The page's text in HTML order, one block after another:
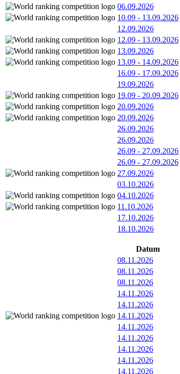
06.09.2026
10.09 - 13.09.2026
12.09.2026
12.09 - 13.09.2026
13.09.2026
13.09 - 14.09.2026
16.09 - 17.09.2026
19.09.2026
19.09 - 20.09.2026
20.09.2026
20.09.2026
26.09.2026
26.09.2026
26.09 - 27.09.2026
26.09 - 27.09.2026
27.09.2026
03.10.2026
04.10.2026
11.10.2026
17.10.2026
18.10.2026
Datum
08.11.2026
08.11.2026
08.11.2026
14.11.2026
14.11.2026
14.11.2026
14.11.2026
14.11.2026
14.11.2026
14.11.2026
14.11.2026